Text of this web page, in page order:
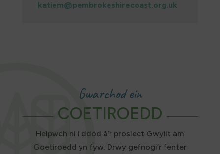
katiem@pembrokeshirecoast.org.uk
Gwarchod ein
COETIROEDD
Helpwch ni i ddod â’r prosiect Gwyllt am
Goetiroedd yn fyw. Drwy gefnogi’r fenter